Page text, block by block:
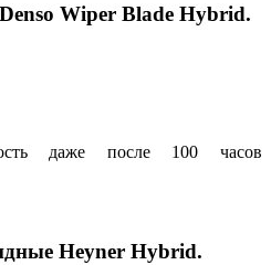
Wiper Blade Hybrid.
даже после 100 часов
Heyner Hybrid.